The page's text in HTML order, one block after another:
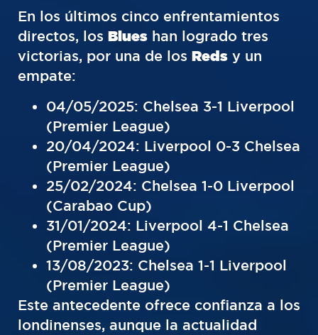
En los últimos cinco enfrentamientos
directos, los Blues han logrado tres
victorias, por una de los Reds y un
empate:
04/05/2025: Chelsea 3-1 Liverpool
(Premier League)
20/04/2024: Liverpool 0-3 Chelsea
(Premier League)
25/02/2024: Chelsea 1-0 Liverpool
(Carabao Cup)
31/01/2024: Liverpool 4-1 Chelsea
(Premier League)
13/08/2023: Chelsea 1-1 Liverpool
(Premier League)
Este antecedente ofrece confianza a los
londinenses, aunque la actualidad